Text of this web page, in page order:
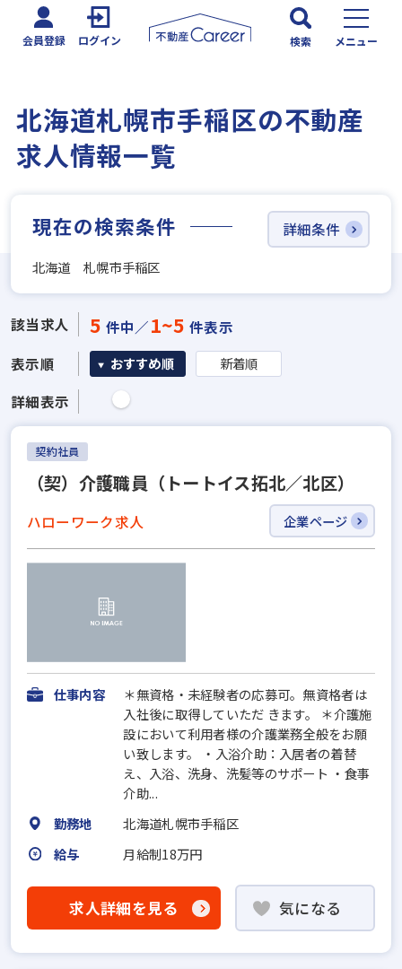
会員登録 ログイン 検索 メニュー
北海道札幌市手稲区の不動産
求人情報一覧
現在の検索条件
北海道 札幌市手稲区
詳細条件
該当求人 5 件中／1~5 件表示
表示順
おすすめ順 新着順
詳細表示
契約社員
（契）介護職員（トートイス拓北／北区）
ハローワーク求人 企業ページ
仕事内容
＊無資格・未経験者の応募可。無資格者は
入社後に取得していただ きます。 ＊介護施
設において利用者様の介護業務全般をお願
い致します。 ・入浴介助：入居者の着替
え、入浴、洗身、洗髪等のサポート ・食事
介助...
勤務地
北海道札幌市手稲区
給与
月給制18万円
求人詳細を見る 気になる